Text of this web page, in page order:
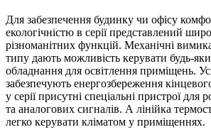
Для забезпечення будинку чи офісу
екологічністю в серії представлений
різноманітних функцій. Механічні
типу дають можливість керувати будь-
обладнання для освітлення приміщень.
забезпечують енергозбереження
у серії присутні спеціальні пристрої для
та аналогових сигналів. А лінійка
легко керувати кліматом у приміщеннях.